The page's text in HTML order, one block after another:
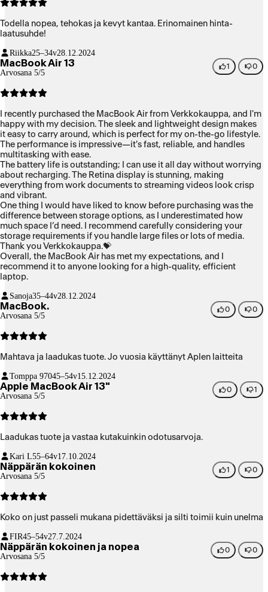
Todella nopea, tehokas ja kevyt kantaa. Erinomainen hinta-
laatusuhde!
Riikka25–34v28.12.2024
MacBook Air 13
Arvosana 5/5
1 0
I recently purchased the MacBook Air from Verkkokauppa, and I'm
happy with my decision. The sleek and lightweight design makes
it easy to carry around, which is perfect for my on-the-go lifestyle.
The performance is impressive—it's fast, reliable, and handles
multitasking with ease.
The battery life is outstanding; I can use it all day without worrying
about recharging. The Retina display is stunning, making
everything from work documents to streaming videos look crisp
and vibrant.
One thing I would have liked to know before purchasing was the
difference between storage options, as I underestimated how
much space I’d need. I recommend carefully considering your
storage requirements if you handle large files or lots of media.
Thank you Verkkokauppa.💝
Overall, the MacBook Air has met my expectations, and I
recommend it to anyone looking for a high-quality, efficient
laptop.
Sanoja35–44v28.12.2024
MacBook.
Arvosana 5/5
0 0
Mahtava ja laadukas tuote. Jo vuosia käyttänyt Aplen laitteita
Tomppa 97045–54v15.12.2024
Apple MacBook Air 13"
Arvosana 5/5
0 1
Laadukas tuote ja vastaa kutakuinkin odotusarvoja.
Kari L55–64v17.10.2024
Näppärän kokoinen
Arvosana 5/5
1 0
Koko on just passeli mukana pidettäväksi ja silti toimii kuin unelma
FIR45–54v27.7.2024
Näppärän kokoinen ja nopea
Arvosana 5/5
0 0